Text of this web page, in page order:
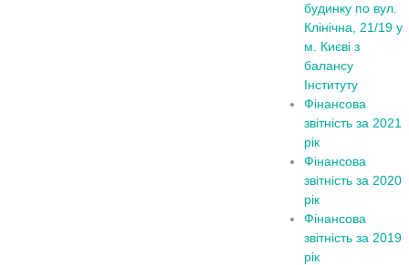
будинку по вул.
Клінічна, 21/19 у
м. Києві з
балансу
Інституту
Фінансова
звітність за 2021
рік
Фінансова
звітність за 2020
рік
Фінансова
звітність за 2019
рік